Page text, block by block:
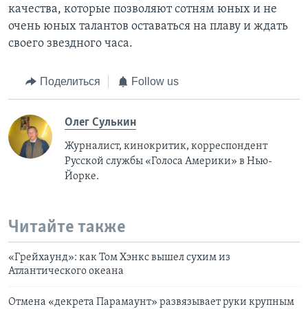
качества, которые позволяют сотням юных и не
очень юных талантов оставаться на плаву и ждать
своего звездного часа.
Поделиться Follow us
Олег Сулькин
Журналист, кинокритик, корреспондент
Русской службы «Голоса Америки» в Нью-
Йорке.
Читайте также
«Грейхаунд»: как Том Хэнкс вышел сухим из
Атлантического океана
Отмена «декрета Парамаунт» развязывает руки крупным